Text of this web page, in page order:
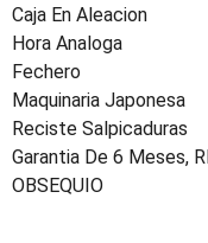
Caja En Aleacion
Hora Analoga
Fechero
Maquinaria Japonesa
Reciste Salpicaduras
Garantia De 6 Meses,
OBSEQUIO